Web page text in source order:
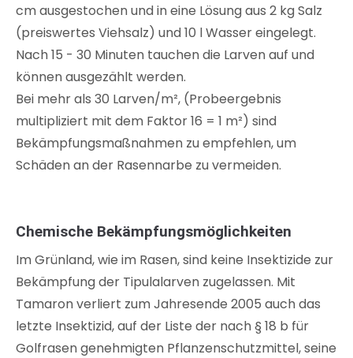
cm ausgestochen und in eine Lösung aus 2 kg Salz
(preiswertes Viehsalz) und 10 l Wasser eingelegt.
Nach 15 - 30 Minuten tauchen die Larven auf und
können ausgezählt werden.
Bei mehr als 30 Larven/m², (Probeergebnis
multipliziert mit dem Faktor 16 = 1 m²) sind
Bekämpfungsmaßnahmen zu empfehlen, um
Schäden an der Rasennarbe zu vermeiden.
Chemische Bekämpfungsmöglichkeiten
Im Grünland, wie im Rasen, sind keine Insektizide zur
Bekämpfung der Tipulalarven zugelassen. Mit
Tamaron verliert zum Jahresende 2005 auch das
letzte Insektizid, auf der Liste der nach § 18 b für
Golfrasen genehmigten Pflanzenschutzmittel, seine